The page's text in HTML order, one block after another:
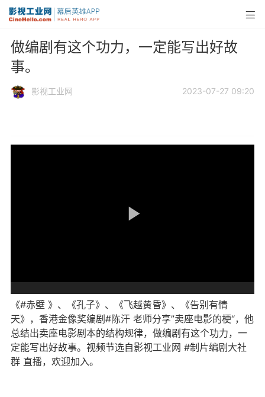
做编剧有这个功力，一定能写出好故
事。
影视工业网 2023-07-27 09:20
《#赤壁 》、《孔子》、《飞越黄昏》、《告别有情
天》，香港金像奖编剧#陈汗 老师分享”卖座电影的梗“，他
总结出卖座电影剧本的结构规律，做编剧有这个功力，一
定能写出好故事。视频节选自影视工业网 #制片编剧大社
群 直播，欢迎加入。